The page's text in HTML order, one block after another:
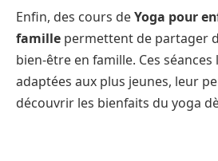
Enfin, des cours deYoga pour
famille permettent de partager
bien-être en famille. Ces
adaptées aux plus jeunes, leur
découvrir les bienfaits du yoga